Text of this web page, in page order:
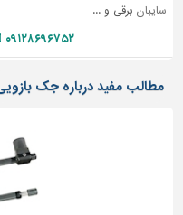
تاسیسات
ترافیک
سایبان برقی و ...
۰۹۱۲۸۶۹۶۷۵۲
مطالب مفید درباره جک